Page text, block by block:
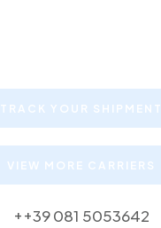
TRACK YOUR SHIPMENT
VIEW MORE CARRIERS
++39 081 5053642